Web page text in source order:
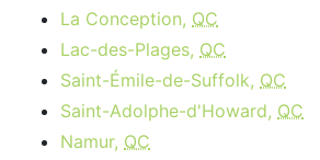
La Conception, QC
Lac-des-Plages, QC
Saint-Émile-de-Suffolk, QC
Saint-Adolphe-d'Howard, QC
Namur, QC